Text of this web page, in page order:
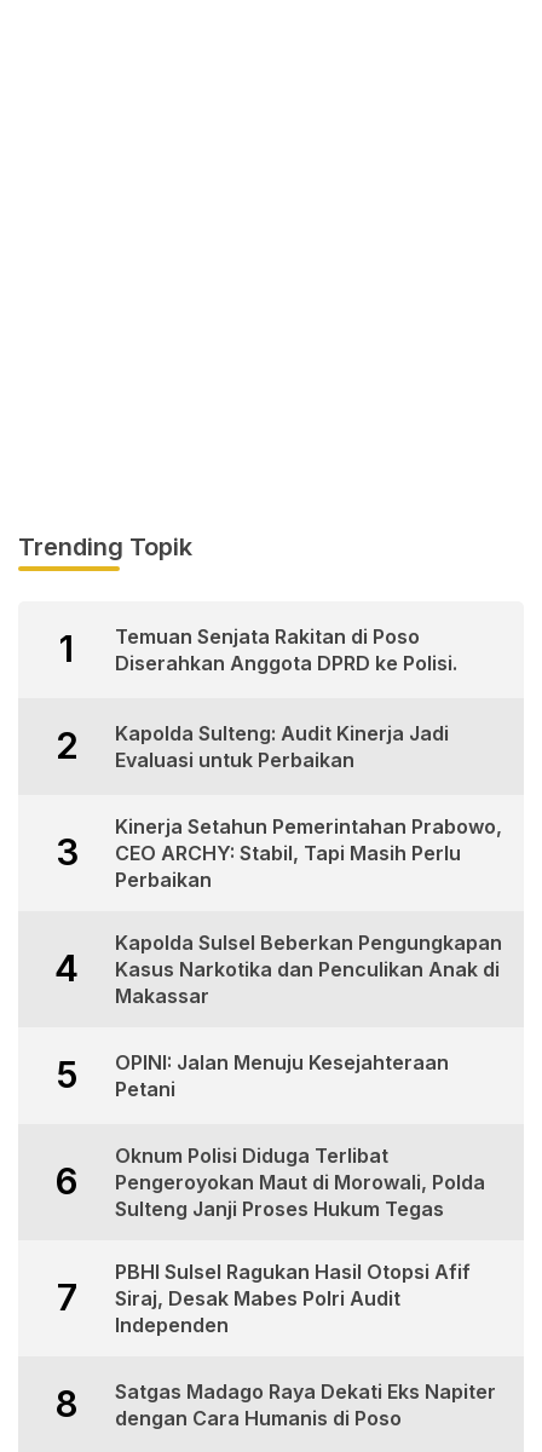
Trending Topik
1
Temuan Senjata Rakitan di Poso
Diserahkan Anggota DPRD ke Polisi.
2
Kapolda Sulteng: Audit Kinerja Jadi
Evaluasi untuk Perbaikan
3
Kinerja Setahun Pemerintahan Prabowo,
CEO ARCHY: Stabil, Tapi Masih Perlu
Perbaikan
4
Kapolda Sulsel Beberkan Pengungkapan
Kasus Narkotika dan Penculikan Anak di
Makassar
5
OPINI: Jalan Menuju Kesejahteraan
Petani
6
Oknum Polisi Diduga Terlibat
Pengeroyokan Maut di Morowali, Polda
Sulteng Janji Proses Hukum Tegas
7
PBHI Sulsel Ragukan Hasil Otopsi Afif
Siraj, Desak Mabes Polri Audit
Independen
8
Satgas Madago Raya Dekati Eks Napiter
dengan Cara Humanis di Poso